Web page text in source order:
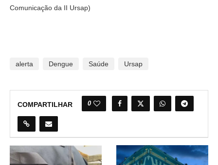
Comunicação da II Ursap)
alerta Dengue Saúde Ursap
COMPARTILHAR 0